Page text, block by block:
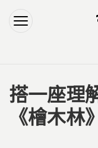
您在這裡
搭一座理
《檜木林